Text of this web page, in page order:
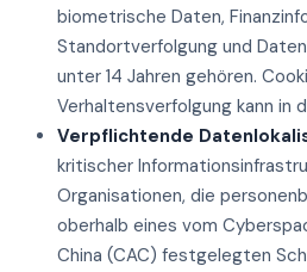
biometrische Daten,
Standortverfolgung und
unter 14 Jahren gehören.
Verhaltensverfolgung kann in
Verpflichtende
kritischer
Organisationen, die
oberhalb eines vom
China (CAC) festgelegten